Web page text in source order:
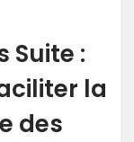
Suite :
la
des